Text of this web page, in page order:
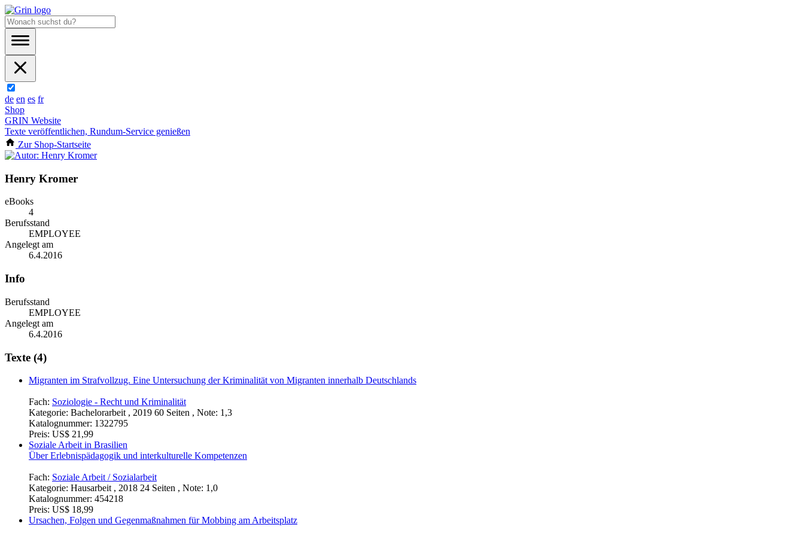
de en es fr
Shop
GRIN Website
Texte veröffentlichen, Rundum-Service genießen
Zur Shop-Startseite
Henry Kromer
eBooks
4
Berufsstand
EMPLOYEE
Angelegt am
6.4.2016
Info
Berufsstand
EMPLOYEE
Angelegt am
6.4.2016
Texte (4)
Migranten im Strafvollzug. Eine Untersuchung der Kriminalität von Migranten innerhalb Deutschlands
Fach: Soziologie - Recht und Kriminalität
Kategorie: Bachelorarbeit , 2019 60 Seiten , Note: 1,3
Katalognummer: 1322795
Preis: US$ 21,99
Soziale Arbeit in Brasilien
Über Erlebnispädagogik und interkulturelle Kompetenzen
Fach: Soziale Arbeit / Sozialarbeit
Kategorie: Hausarbeit , 2018 24 Seiten , Note: 1,0
Katalognummer: 454218
Preis: US$ 18,99
Ursachen, Folgen und Gegenmaßnahmen für Mobbing am Arbeitsplatz